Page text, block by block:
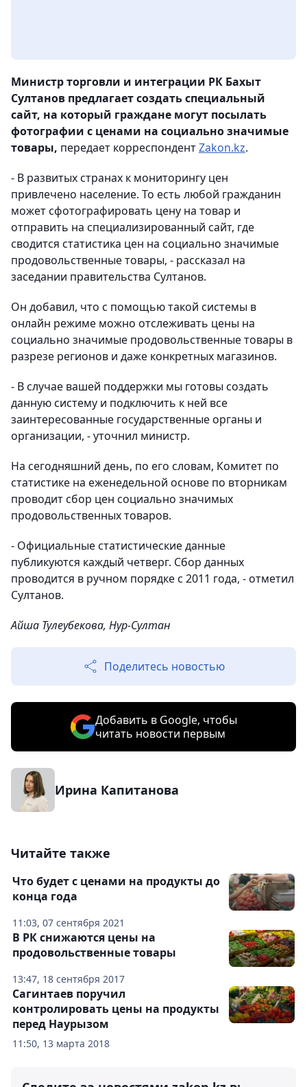
Министр торговли и интеграции РК Бахыт
Султанов предлагает создать специальный
сайт, на который граждане могут посылать
фотографии с ценами на социально значимые
товары, передает корреспондентZakon.kz.
- В развитых странах к мониторингу цен
привлечено население. То есть любой гражданин
может сфотографировать цену на товар и
отправить на специализированный сайт, где
сводится статистика цен на социально значимые
продовольственные товары, - рассказал на
заседании правительства Султанов.
Он добавил, что с помощью такой системы в
онлайн режиме можно отслеживать цены на
социально значимые продовольственные товары в
разрезе регионов и даже конкретных магазинов.
- В случае вашей поддержки мы готовы создать
данную систему и подключить к ней все
заинтересованные государственные органы и
организации, - уточнил министр.
На сегодняшний день, по его словам, Комитет по
статистике на еженедельной основе по вторникам
проводит сбор цен социально значимых
продовольственных товаров.
- Официальные статистические данные
публикуются каждый четверг. Сбор данных
проводится в ручном порядке с 2011 года, - отметил
Султанов.
Айша Тулеубекова, Нур-Султан
Поделитесь новостью
Добавить в Google, чтобы
читать новости первым
Ирина Капитанова
Читайте также
11:03, 07 сентября 2021
Что будет с ценами на продукты до
конца года
13:47, 18 сентября 2017
В РК снижаются цены на
продовольственные товары
11:50, 13 марта 2018
Сагинтаев поручил
контролировать цены на продукты
перед Наурызом